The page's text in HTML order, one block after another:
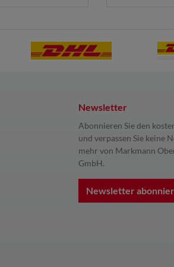
Newsletter
Abonnieren Sie den
und verpassen Sie keine
mehr von Markmann
GmbH.
Newsletter